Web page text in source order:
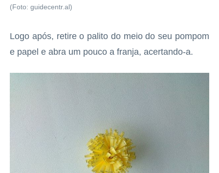
(Foto: guidecentr.al)
Logo após, retire o palito do meio do seu pompom
e papel e abra um pouco a franja, acertando-a.